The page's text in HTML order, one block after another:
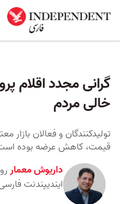
گرانی مجدد اقلام
خالی مردم
تولیدکنندگان و فعالان بازار
قیمت، کاهش عرضه بوده
داریوش معمار
ایندیپندنت